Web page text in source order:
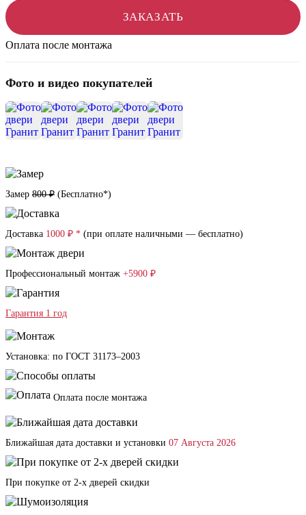
ЗАКАЗАТЬ
Оплата после монтажа
Фото и видео покупателей
Замер 800 ₽ (Бесплатно*)
Доставка 1000 ₽ * (при оплате наличными — бесплатно)
Профессиональный монтаж +5900 ₽
Гарантия 1 год
Установка: по ГОСТ 31173–2003
Оплата после монтажа
Ближайшая дата доставки и установки 07 Августа 2026
При покупке от 2-х дверей скидки